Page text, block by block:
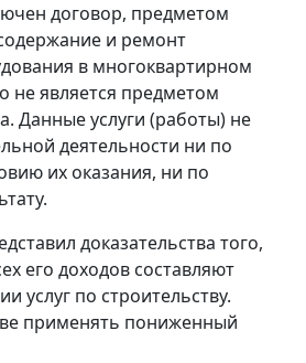
договор, предметом
и ремонт
в многоквартирном
не является предметом
Данные услуги (работы) не
деятельности ни по
их оказания, ни по
доказательства того,
его доходов составляют
услуг по строительству.
применять пониженный